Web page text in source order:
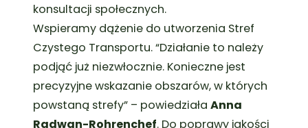
konsultacji społecznych.
Wspieramy dążenie do utworzenia Stref
Czystego Transportu.“Działanie to należy
podjąć już niezwłocznie. Konieczne jest
precyzyjne wskazanie obszarów, w których
powstaną strefy” – powiedziałaAnna
Radwan-Rohrenchef. Do poprawy jakości